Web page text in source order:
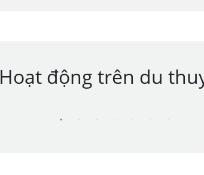
Hoạt động trên du